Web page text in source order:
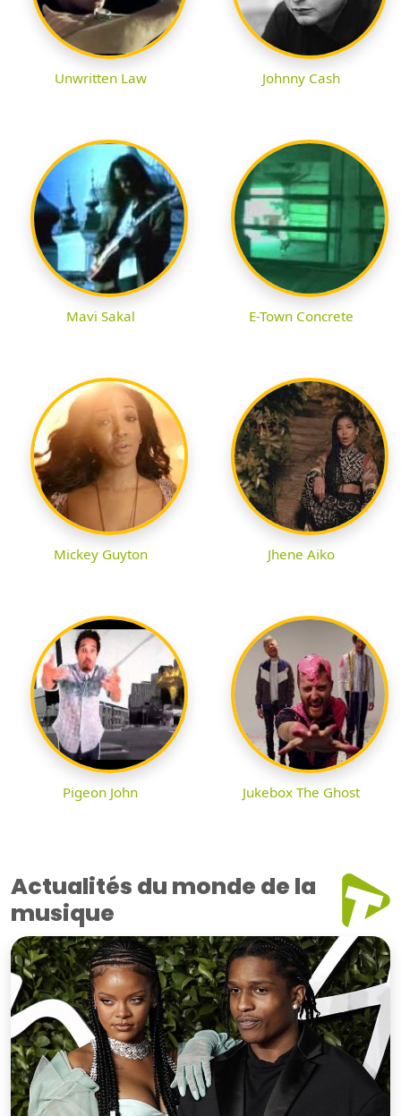
Unwritten Law Johnny Cash
Mavi Sakal E-Town Concrete
Mickey Guyton Jhene Aiko
Pigeon John Jukebox The Ghost
Actualités du monde de la
musique